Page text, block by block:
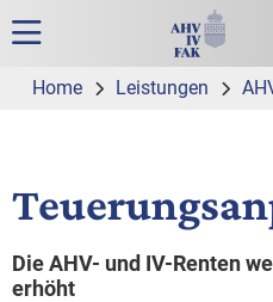
Zur Hauptnavigation
Zum Inhalt
Suche
Hauptnavigation
Home Leistungen
Die AHV- und IV-Renten
erhöht